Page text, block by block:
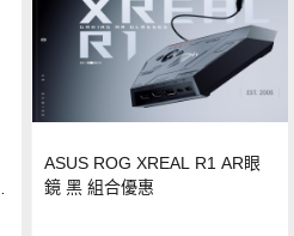
ASUS ROG XREAL R1 AR眼
鏡 黑 組合優惠